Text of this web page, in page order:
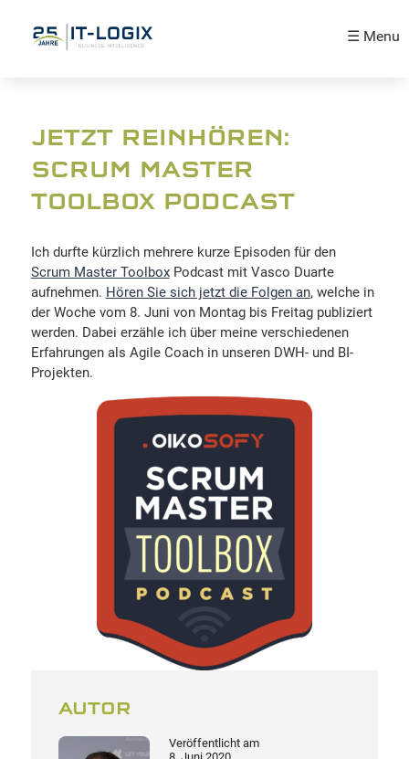
☰ Menu
JETZT REINHÖREN:
SCRUM MASTER
TOOLBOX PODCAST
Ich durfte kürzlich mehrere kurze Episoden für den
Scrum Master ToolboxPodcast mit Vasco Duarte
aufnehmen. Hören Sie sich jetzt die Folgen an, welche in
der Woche vom 8. Juni von Montag bis Freitag publiziert
werden. Dabei erzähle ich über meine verschiedenen
Erfahrungen als Agile Coach in unseren DWH- und BI-
Projekten.
AUTOR
Veröffentlicht am